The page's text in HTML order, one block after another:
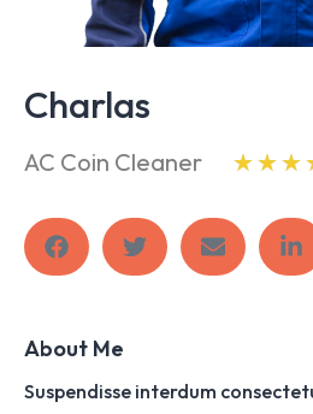
Charlas
AC Coin Cleaner ★★★
About Me
Suspendisse interdum